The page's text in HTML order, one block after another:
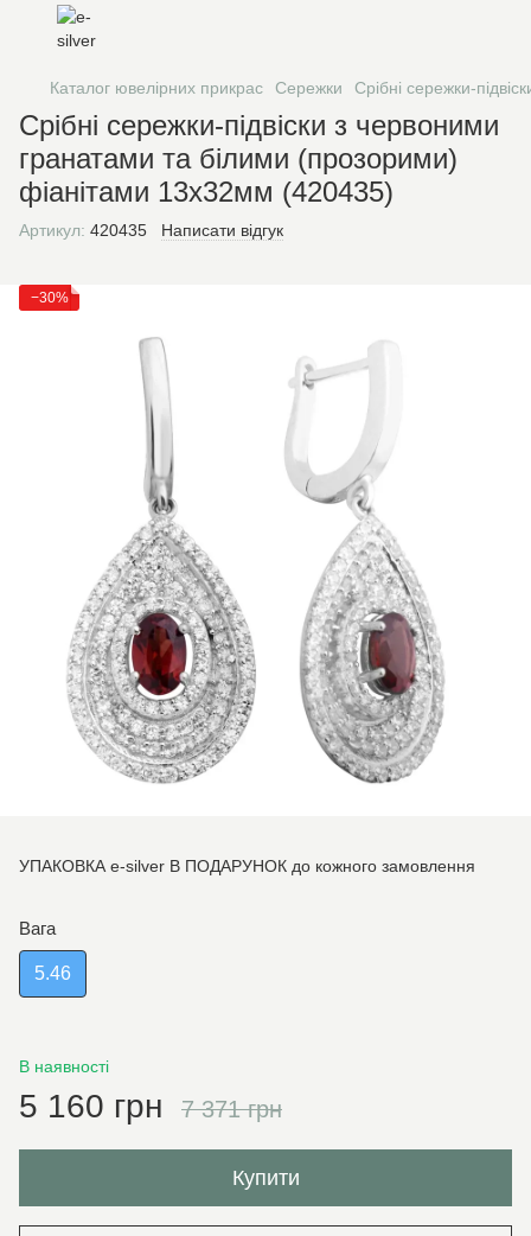
Каталог ювелірних прикрас Сережки Срібні сережки-
Срібні сережки-підвіски з червоними
гранатами та білими (прозорими)
фіанітами 13х32мм (420435)
Артикул: 420435 Написати відгук
−30%
УПАКОВКА e-silver В ПОДАРУНОК до кожного замовлення
Вага
5.46
В наявності
5 160 грн 7 371 грн
Купити